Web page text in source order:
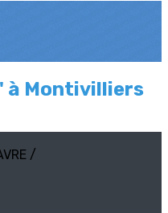
à Montivilliers
/